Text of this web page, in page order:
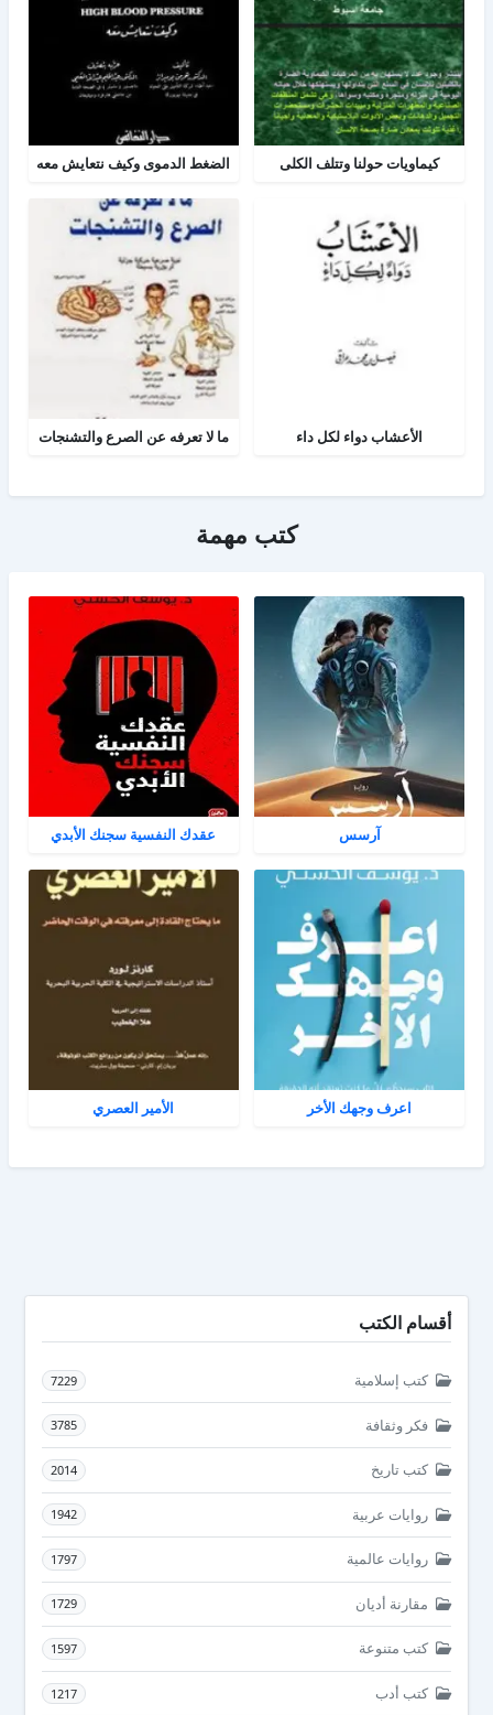
كيماويات حولنا وتتلف الكلى الضغط الدموى وكيف نتعايش معه
الأعشاب دواء لكل داء ما لا تعرفه عن الصرع والتشنجات
كتب مهمة
آرسس عقدك النفسية سجنك الأبدي
اعرف وجهك الأخر الأمير العصري
أقسام الكتب
كتب إسلامية 7229
فكر وثقافة 3785
كتب تاريخ 2014
روايات عربية 1942
روايات عالمية 1797
مقارنة أديان 1729
كتب متنوعة 1597
كتب أدب 1217